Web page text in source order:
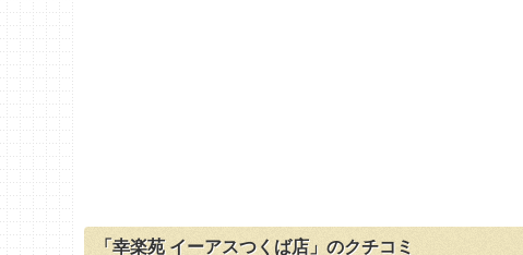
「幸楽苑 イーアスつくば店」のクチコミ